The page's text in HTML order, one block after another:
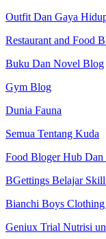
Outfit Dan Gaya
Restaurant and Food
Buku Dan Novel Blog
Gym Blog
Dunia Fauna
Semua Tentang Kuda
Food Bloger Hub Dan
BGettings Belajar
Bianchi Boys
Geniux Trial Nutrisi